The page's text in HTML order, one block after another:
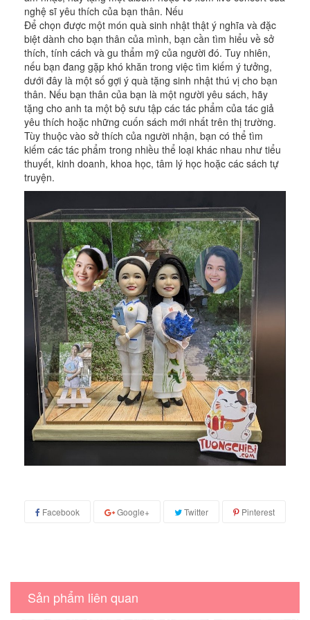
nghệ sĩ yêu thích của bạn thân. Nếu
Để chọn được một món quà sinh nhật thật ý nghĩa và đặc
biệt dành cho bạn thân của mình, bạn cần tìm hiểu về sở
thích, tính cách và gu thẩm mỹ của người đó. Tuy nhiên,
nếu bạn đang gặp khó khăn trong việc tìm kiếm ý tưởng,
dưới đây là một số gợi ý quà tặng sinh nhật thú vị cho bạn
thân. Nếu bạn thân của bạn là một người yêu sách, hãy
tặng cho anh ta một bộ sưu tập các tác phẩm của tác giả
yêu thích hoặc những cuốn sách mới nhất trên thị trường.
Tùy thuộc vào sở thích của người nhận, bạn có thể tìm
kiếm các tác phẩm trong nhiều thể loại khác nhau như tiểu
thuyết, kinh doanh, khoa học, tâm lý học hoặc các sách tự
truyện.
Facebook Google+ Twitter Pinterest
Sản phẩm liên quan